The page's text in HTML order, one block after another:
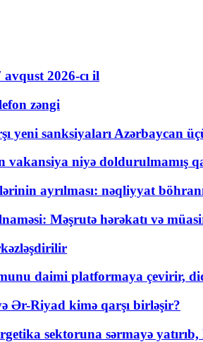
2026-cı il
zəngi
yeni sanksiyaları Azərbaycan
vakansiya niyə doldurulmamış
ayrılması: nəqliyyat
Məşrutə hərəkatı və
daimi platformaya çevirir,
Ər-Riyad kimə qarşı birləşir?
sektoruna sərmayə